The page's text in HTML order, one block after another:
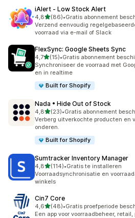
iAlert ‑ Low Stock Alert
4,8van 5 sterren
(86)
86 recensies in totaal
•Gratis abonnement
Verzend eenvoudig
voorraad via e-mail of Slack
FlexSync: Google Sheets Sync
4,7van 5 sterren
(15)
15 recensies in totaal
•Gratis abonnement
Synchroniseer de voorraad met
en in realtime
Built for Shopify
Nada • Hide Out of Stock
4,8van 5 sterren
(23)
23 recensies in totaal
•Gratis abonnement
Verberg uitverkochte producten en
onderen.
Built for Shopify
Sumtracker Inventory Manager
4,8van 5 sterren
(114)
114 recensies in totaal
•Gratis te installeren
Voorraadsynchronisatie en
winkels
Cin7 Core
4,6van 5 sterren
(48)
48 recensies in totaal
•Gratis proefperiode
Een app voor voorraadbeheer,